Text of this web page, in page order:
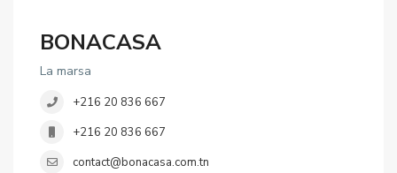
BONACASA
La marsa
+216 20 836 667
+216 20 836 667
contact@bonacasa.com.tn